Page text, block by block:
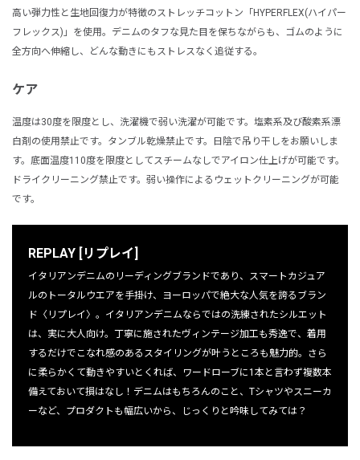
高い弾力性と生地回復力が特徴のストレッチコットン「HYPERFLEX(ハイパー
フレックス)」を使用。デニムのタフな見た目を保ちながらも、ゴムのように
全方向へ伸縮し、どんな動きにもストレスなく追従する。
ケア
温度は30度を限度とし、洗濯機で弱い洗濯が可能です。塩素系及び酸素系漂
白剤の使用禁止です。タンブル乾燥禁止です。日陰で吊り干しをお願いしま
す。底面温度110度を限度としてスチームなしでアイロン仕上げが可能です。
ドライクリーニング禁止です。弱い操作によるウェットクリーニングが可能
です。
REPLAY [リプレイ]
イタリアンデニムのリーディングブランドであり、スマートカジュア
ルのトータルウエアを手掛け、ヨーロッパで絶大な人気を誇るブラン
ド〈リプレイ〉。イタリアンデニムならではの洗練されたシルエット
は、実に大人向け。丁寧に施されたヴィンテージ加工も秀逸で、着用
するだけでこなれ感のあるスタイリングが叶うところも魅力的。さら
に柔らかくて動きやすいとくれば、ワードローブに1本と言わず複数本
備えておいて損はなし！デニムはもちろんのこと、Tシャツやスニーカ
ーなど、プロダクトも幅広いから、じっくりと吟味してみては？